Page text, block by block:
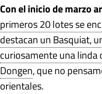
Con el inicio de marzo
primeros 20 lotes se
destacan un Basquiat,
curiosamente una linda
Dongen, que no
orientales.